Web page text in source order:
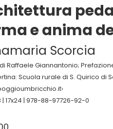
e anima
Scorcia
Raffaele Giannantonio;
Scuola rurale di S. Quirico di
| 17x24 | 978-88-97726-92-0